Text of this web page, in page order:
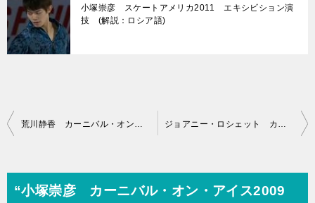
小塚崇彦 スケートアメリカ2011 エキシビション演
技 (解説：ロシア語)
投
ビ
“小塚崇彦 カーニバル・オン・アイス2009